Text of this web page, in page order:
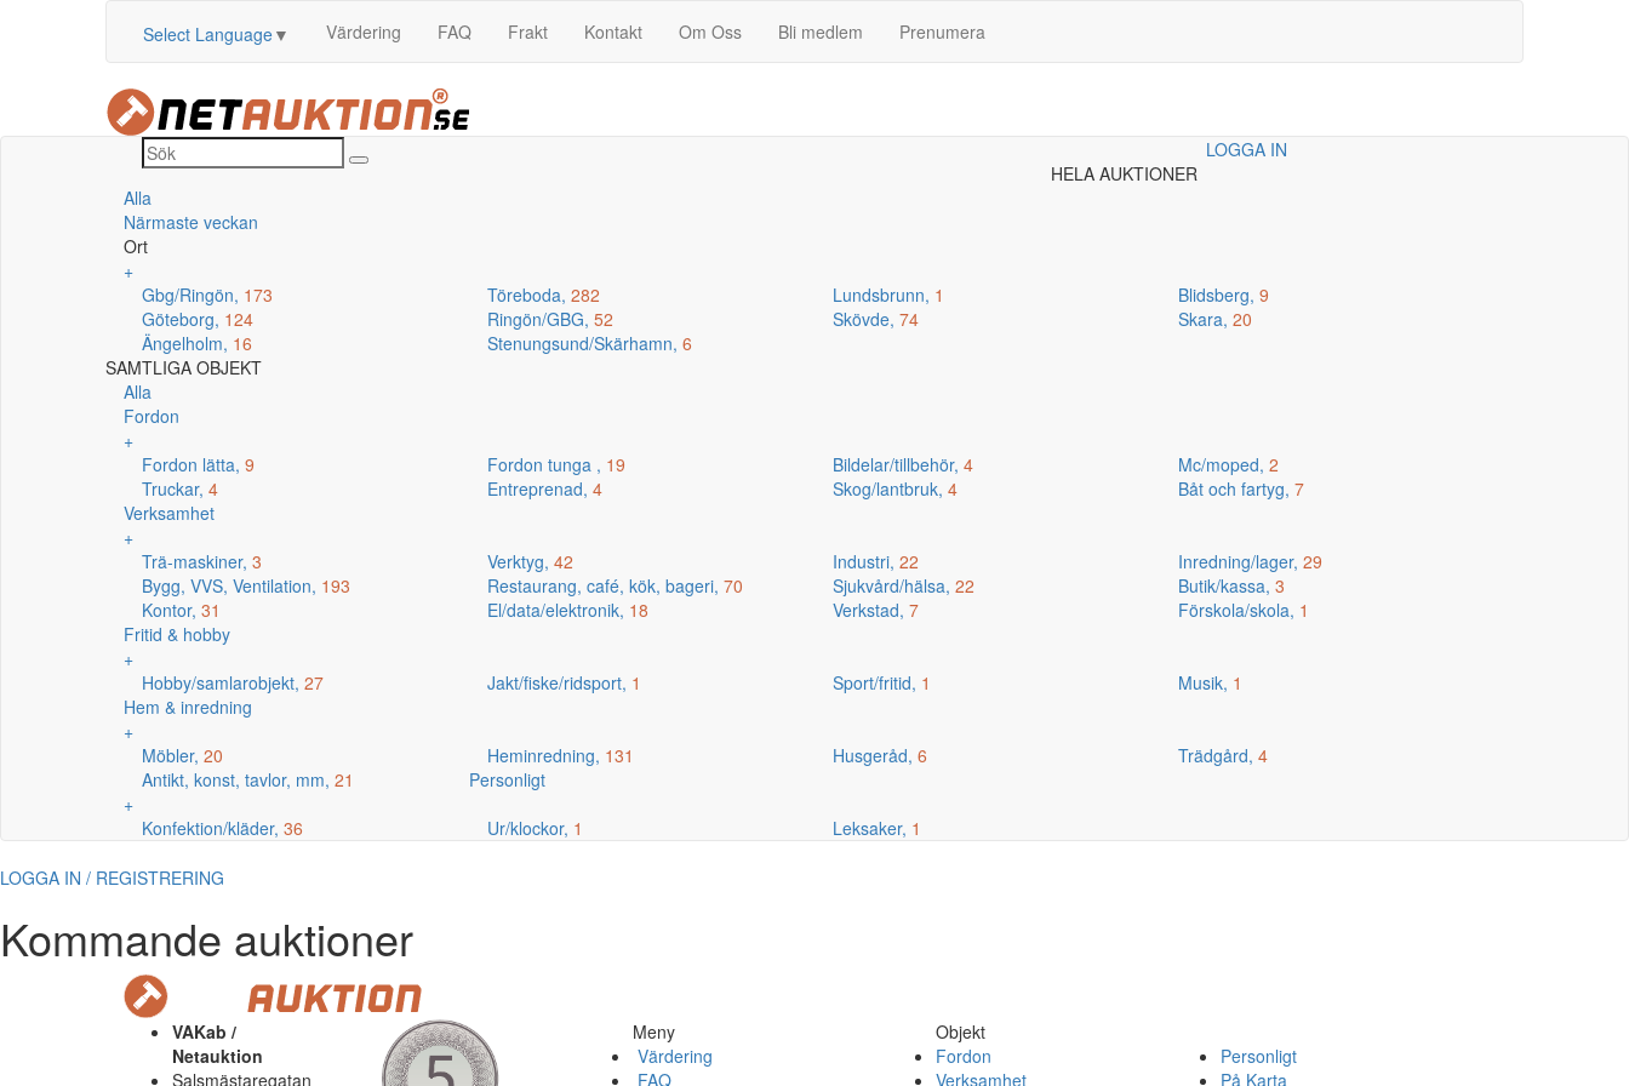
Select Language▼ Värdering FAQ Frakt Kontakt Om Oss Bli medlem Prenumera
LOGGA IN
HELA AUKTIONER
Alla
Närmaste veckan
Ort
+
Gbg/Ringön, 173 Töreboda, 282 Lundsbrunn, 1 Blidsberg, 9
Göteborg, 124 Ringön/GBG, 52 Skövde, 74 Skara, 20
Ängelholm, 16 Stenungsund/Skärhamn, 6
SAMTLIGA OBJEKT
Alla
Fordon
+
Fordon lätta, 9 Fordon tunga , 19 Bildelar/tillbehör, 4 Mc/moped, 2
Truckar, 4 Entreprenad, 4 Skog/lantbruk, 4 Båt och fartyg, 7
Verksamhet
+
Trä-maskiner, 3 Verktyg, 42 Industri, 22 Inredning/lager, 29
Bygg, VVS, Ventilation, 193 Restaurang, café, kök, bageri, 70 Sjukvård/hälsa, 22 Butik/kassa, 3
Kontor, 31 El/data/elektronik, 18 Verkstad, 7 Förskola/skola, 1
Fritid & hobby
+
Hobby/samlarobjekt, 27 Jakt/fiske/ridsport, 1 Sport/fritid, 1 Musik, 1
Hem & inredning
+
Möbler, 20 Heminredning, 131 Husgeråd, 6 Trädgård, 4
Antikt, konst, tavlor, mm, 21
Personligt
+
Konfektion/kläder, 36 Ur/klockor, 1 Leksaker, 1
LOGGA IN / REGISTRERING
Kommande auktioner
VAKab /
Netauktion
Salsmästaregatan
Meny
Värdering
FAQ
Objekt
Fordon
Verksamhet
Personligt
På Karta